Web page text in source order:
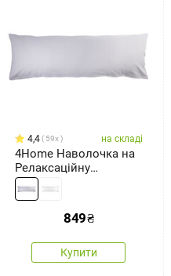
4,4 59x на складі
4Home Наволочка на
Релаксаційну
подушку-обіймашку,
світло-сірий, 55 x 180
849₴
Купити